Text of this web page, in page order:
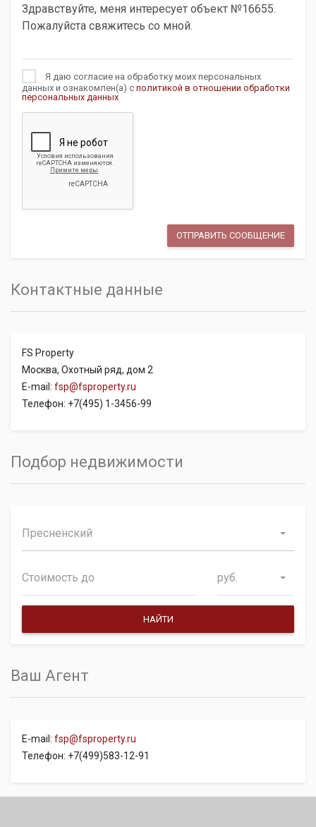
Я даю согласие на обработку моих персональных
данных и ознакомлен(а) с политикой в отношении обработки
персональных данных
Контактные данные
FS Property
Москва, Охотный ряд, дом 2
E-mail: fsp@fsproperty.ru
Телефон: +7(495) 1-3456-99
Подбор недвижимости
Пресненский
руб.
Ваш Агент
E-mail: fsp@fsproperty.ru
Телефон: +7(499)583-12-91